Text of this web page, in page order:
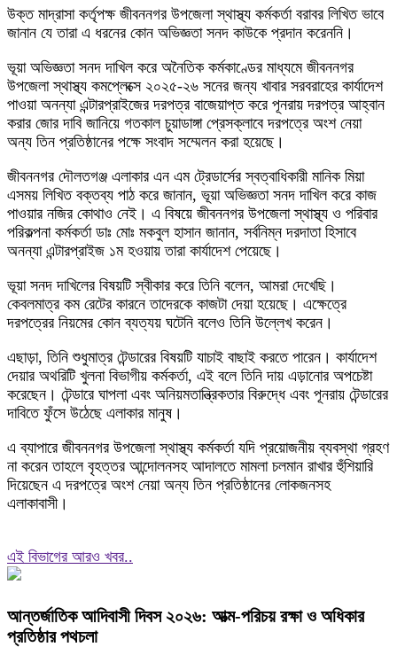
উক্ত মাদ্রাসা কর্তৃপক্ষ জীবননগর উপজেলা স্থাস্থ্য কর্মকর্তা বরাবর লিখিত ভাবে
জানান যে তারা এ ধরনের কোন অভিজ্ঞতা সনদ কাউকে প্রদান করেননি।
ভূয়া অভিজ্ঞতা সনদ দাখিল করে অনৈতিক কর্মকাণ্ডের মাধ্যমে জীবননগর
উপজেলা স্থাস্থ্য কমপ্লেক্সে ২০২৫-২৬ সনের জন্য খাবার সরবরাহের কার্যাদেশ
পাওয়া অনন্যা এন্টারপ্রাইজের দরপত্র বাজেয়াপ্ত করে পূনরায় দরপত্র আহ্বান
করার জোর দাবি জানিয়ে গতকাল চুয়াডাঙ্গা প্রেসক্লাবে দরপত্রে অংশ নেয়া
অন্য তিন প্রতিষ্ঠানের পক্ষে সংবাদ সম্মেলন করা হয়েছে।
জীবননগর দৌলতগঞ্জ এলাকার এন এম ট্রেডার্সের স্বত্বাধিকারী মানিক মিয়া
এসময় লিখিত বক্তব্য পাঠ করে জানান, ভূয়া অভিজ্ঞতা সনদ দাখিল করে কাজ
পাওয়ার নজির কোথাও নেই। এ বিষয়ে জীবননগর উপজেলা স্থাস্থ্য ও পরিবার
পরিকল্পনা কর্মকর্তা ডাঃ মোঃ মকবুল হাসান জানান, সর্বনিম্ন দরদাতা হিসাবে
অনন্যা এন্টারপ্রাইজ ১ম হওয়ায় তারা কার্যাদেশ পেয়েছে।
ভূয়া সনদ দাখিলের বিষয়টি স্বীকার করে তিনি বলেন, আমরা দেখেছি।
কেবলমাত্র কম রেটের কারনে তাদেরকে কাজটা দেয়া হয়েছে। এক্ষেত্রে
দরপত্রের নিয়মের কোন ব্যত্যয় ঘটেনি বলেও তিনি উল্লেখ করেন।
এছাড়া, তিনি শুধুমাত্র টেন্ডারের বিষয়টি যাচাই বাছাই করতে পারেন। কার্যাদেশ
দেয়ার অথরিটি খুলনা বিভাগীয় কর্মকর্তা, এই বলে তিনি দায় এড়ানোর অপচেষ্টা
করেছেন। টেন্ডারে ঘাপলা এবং অনিয়মতান্ত্রিকতার বিরুদ্ধে এবং পূনরায় টেন্ডারের
দাবিতে ফুঁসে উঠেছে এলাকার মানুষ।
এ ব্যাপারে জীবননগর উপজেলা স্থাস্থ্য কর্মকর্তা যদি প্রয়োজনীয় ব্যবস্থা গ্রহণ
না করেন তাহলে বৃহত্তর আন্দোলনসহ আদালতে মামলা চলমান রাখার হুঁশিয়ারি
দিয়েছেন এ দরপত্রে অংশ নেয়া অন্য তিন প্রতিষ্ঠানের লোকজনসহ
এলাকাবাসী।
এই বিভাগের আরও খবর..
আন্তর্জাতিক আদিবাসী দিবস ২০২৬: আত্ম-পরিচয় রক্ষা ও অধিকার
প্রতিষ্ঠার পথচলা